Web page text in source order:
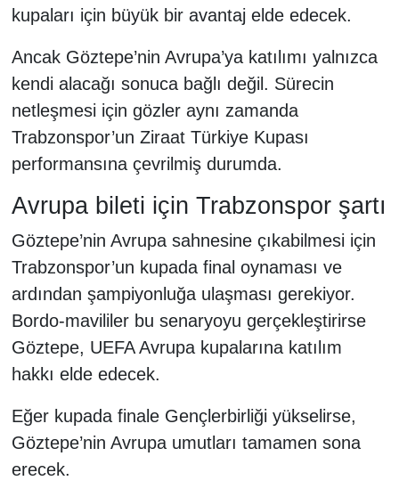
kupaları için büyük bir avantaj elde edecek.
Ancak Göztepe’nin Avrupa’ya katılımı yalnızca
kendi alacağı sonuca bağlı değil. Sürecin
netleşmesi için gözler aynı zamanda
Trabzonspor’un Ziraat Türkiye Kupası
performansına çevrilmiş durumda.
Avrupa bileti için Trabzonspor şartı
Göztepe’nin Avrupa sahnesine çıkabilmesi için
Trabzonspor’un kupada final oynaması ve
ardından şampiyonluğa ulaşması gerekiyor.
Bordo-mavililer bu senaryoyu gerçekleştirirse
Göztepe, UEFA Avrupa kupalarına katılım
hakkı elde edecek.
Eğer kupada finale Gençlerbirliği yükselirse,
Göztepe’nin Avrupa umutları tamamen sona
erecek.